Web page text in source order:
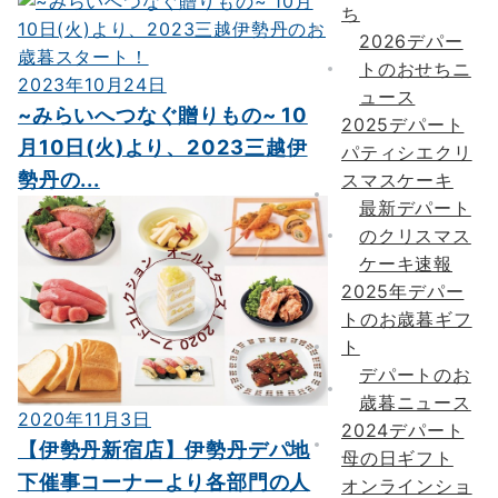
2023年10月24日
~みらいへつなぐ贈りもの~ 10
月10日(火)より、2023三越伊
勢丹の...
2020年11月3日
【伊勢丹新宿店】伊勢丹デパ地
下催事コーナーより各部門の人
ち
2026デパー
トのおせちニ
ュース
2025デパート
パティシエクリ
スマスケーキ
最新デパート
のクリスマス
ケーキ速報
2025年デパー
トのお歳暮ギフ
ト
デパートのお
歳暮ニュース
2024デパート
母の日ギフト
オンラインショ